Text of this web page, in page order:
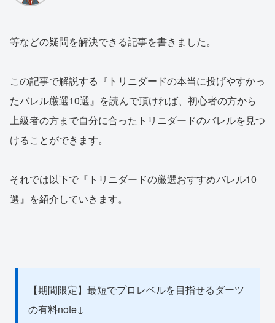
等などの疑問を解決できる記事を書きました。
この記事で解説する『トリニダードの本当に投げやすかっ
たバレル厳選10選』を読んで頂ければ、初心者の方から
上級者の方まで自分に合ったトリニダードのバレルを見つ
けることができます。
それでは以下で『トリニダードの厳選おすすめバレル10
選』を紹介していきます。
【期間限定】最短でプロレベルを目指せるダーツ
の有料note↓